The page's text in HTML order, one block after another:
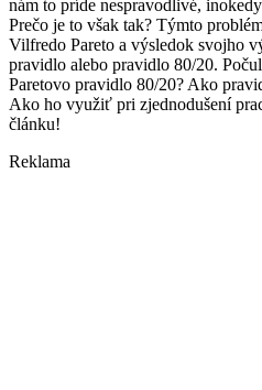
nám to príde nespravodlivé,
Prečo je to však tak? Týmto
Vilfredo Pareto a výsledok svojho
pravidlo alebo pravidlo 80/20.
Paretovo pravidlo 80/20? Ako
Ako ho využiť pri zjednodušení
článku!
Reklama